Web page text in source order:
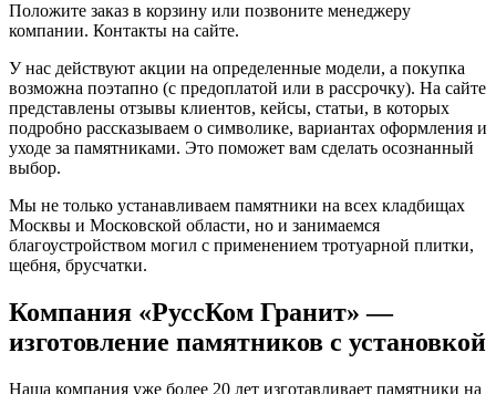
Положите заказ в корзину или позвоните менеджеру
компании. Контакты на сайте.
У нас действуют акции на определенные модели, а покупка
возможна поэтапно (с предоплатой или в рассрочку). На сайте
представлены отзывы клиентов, кейсы, статьи, в которых
подробно рассказываем о символике, вариантах оформления и
уходе за памятниками. Это поможет вам сделать осознанный
выбор.
Мы не только устанавливаем памятники на всех кладбищах
Москвы и Московской области, но и занимаемся
благоустройством могил с применением тротуарной плитки,
щебня, брусчатки.
Компания «РуссКом Гранит» —
изготовление памятников с установкой
Наша компания уже более 20 лет изготавливает памятники на